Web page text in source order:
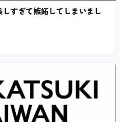
すぎて嫉妬してしまいまし